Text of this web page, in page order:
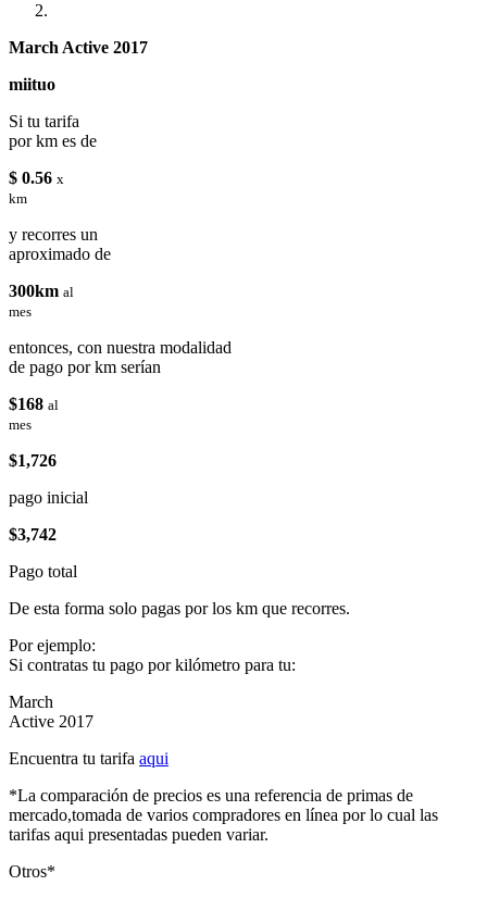
March Active 2017
miituo
Si tu tarifa
por km es de
$ 0.56 x
km
y recorres un
aproximado de
300km al
mes
entonces, con nuestra modalidad
de pago por km serían
$168 al
mes
$1,726
pago inicial
$3,742
Pago total
De esta forma solo pagas por los km que recorres.
Por ejemplo:
Si contratas tu pago por kilómetro para tu:
March
Active 2017
Encuentra tu tarifa aqui
*La comparación de precios es una referencia de primas de
mercado,tomada de varios compradores en línea por lo cual las
tarifas aqui presentadas pueden variar.
Otros*